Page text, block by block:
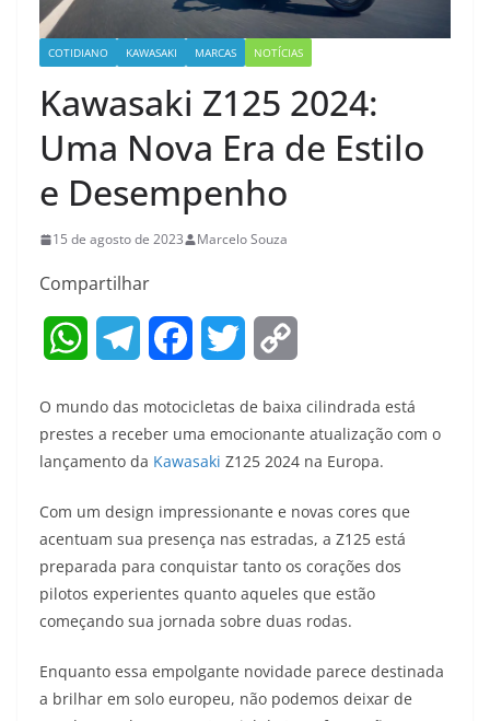
COTIDIANO KAWASAKI MARCAS NOTÍCIAS
Kawasaki Z125 2024:
Uma Nova Era de Estilo
e Desempenho
15 de agosto de 2023 Marcelo Souza
Compartilhar
W
a
t
s
p
l
e
g
a
c
e
b
o
i
t
t
e
r
p
y
L
n
O mundo das motocicletas de baixa cilindrada está
prestes a receber uma emocionante atualização com o
lançamento da Kawasaki Z125 2024 na Europa.
Com um design impressionante e novas cores que
acentuam sua presença nas estradas, a Z125 está
preparada para conquistar tanto os corações dos
pilotos experientes quanto aqueles que estão
começando sua jornada sobre duas rodas.
Enquanto essa empolgante novidade parece destinada
a brilhar em solo europeu, não podemos deixar de